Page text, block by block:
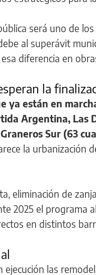
será uno de
al superávit
diferencia en
la
ya están en
Argentina, Las
Sur (63
la urbanización
eliminación de
2025 el programa
en distintos
las